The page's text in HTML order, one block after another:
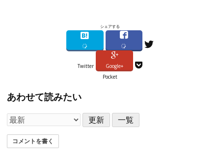
シェアする
Twitter
Google+
Pocket
あわせて読みたい
コメントを書く